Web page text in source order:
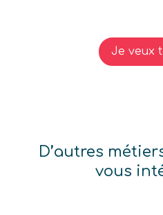
Je veux
D’autres
vous